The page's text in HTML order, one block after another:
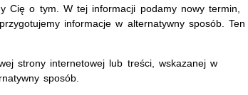
Cię o tym. W tej informacji podamy nowy termin,
informacje w alternatywny sposób. Ten
strony internetowej lub treści, wskazanej w
sposób.